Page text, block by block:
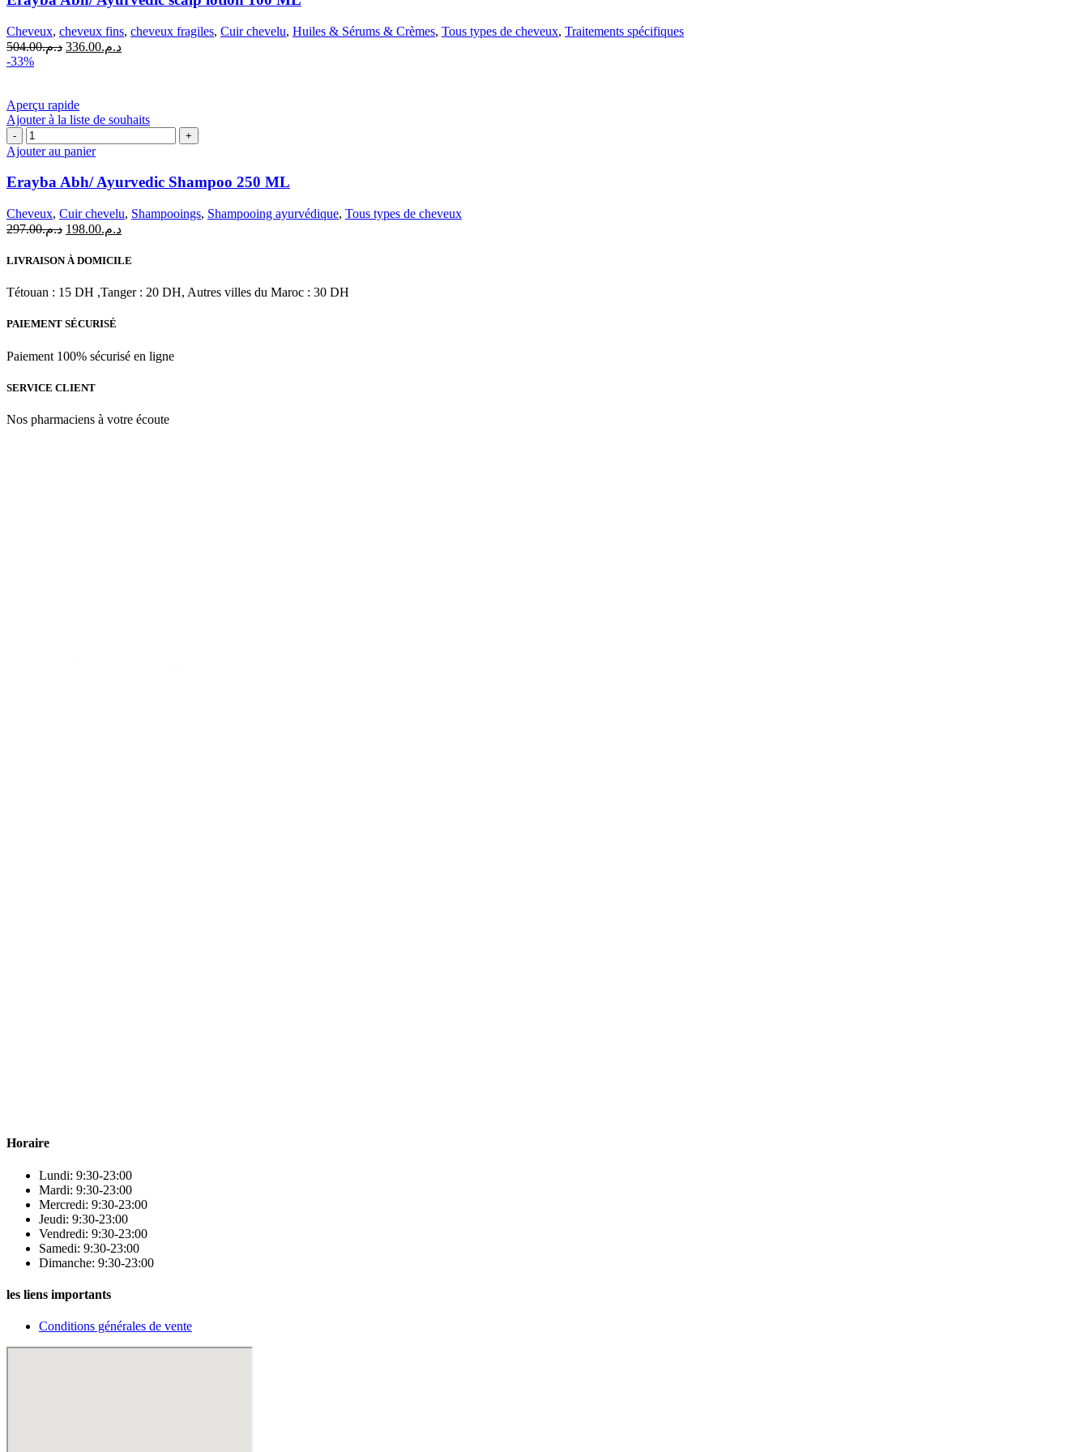
Ayurvedic
lotion
100
ML
Cheveux, cheveux fins, cheveux fragiles, Cuir chevelu, Huiles & Sérums & Crèmes, Tous types de cheveux, Traitements spécifiques
د.م.504.00
Le
د.م.336.00
Le
-33%
Aperçu rapide
Ajouter à la liste de souhaits
quantité
de
Abh/
Ayurvedic
Shampoo
250
ML
Ajouter au panier
Erayba Abh/ Ayurvedic Shampoo 250 ML
Cheveux, Cuir chevelu, Shampooings, Shampooing ayurvédique, Tous types de cheveux
د.م.297.00
Le
initial
د.م.198.00
Le
actuel
د.م.198.00.
LIVRAISON À DOMICILE
Tétouan : 15 DH ,Tanger : 20 DH, Autres villes du Maroc : 30 DH
PAIEMENT SÉCURISÉ
Paiement 100% sécurisé en ligne
SERVICE CLIENT
Nos pharmaciens à votre écoute
Horaire
Lundi: 9:30-23:00
Mardi: 9:30-23:00
Mercredi: 9:30-23:00
Jeudi: 9:30-23:00
Vendredi: 9:30-23:00
Samedi: 9:30-23:00
Dimanche: 9:30-23:00
les liens importants
Conditions générales de vente